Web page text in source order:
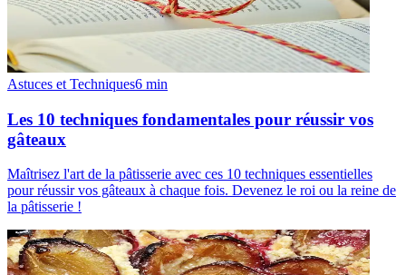
Astuces et Techniques6 min
Les 10 techniques fondamentales pour réussir vos
gâteaux
Maîtrisez l'art de la pâtisserie avec ces 10 techniques essentielles
pour réussir vos gâteaux à chaque fois. Devenez le roi ou la reine de
la pâtisserie !